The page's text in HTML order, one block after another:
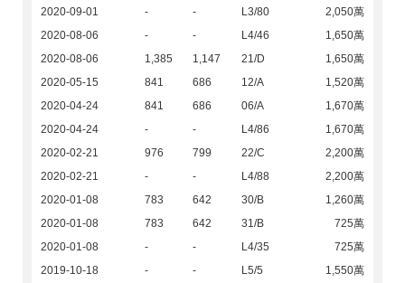
2020-09-01
- - L3/80
2,050萬
2020-08-06
- - L4/46
1,650萬
2020-08-06
1,385 1,147 21/D
1,650萬
2020-05-15
841 686 12/A
1,520萬
2020-04-24
841 686 06/A
1,670萬
2020-04-24
- - L4/86
1,670萬
2020-02-21
976 799 22/C
2,200萬
2020-02-21
- - L4/88
2,200萬
2020-01-08
783 642 30/B
1,260萬
2020-01-08
783 642 31/B
725萬
2020-01-08
- - L4/35
725萬
2019-10-18
- - L5/5
1,550萬